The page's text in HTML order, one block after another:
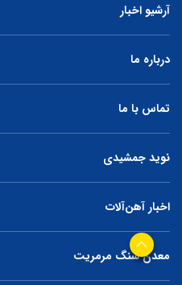
آرشیو اخبار
درباره ما
تماس با ما
نوید جمشیدی
اخبار آهن‌آلات
معدن سنگ مرمریت